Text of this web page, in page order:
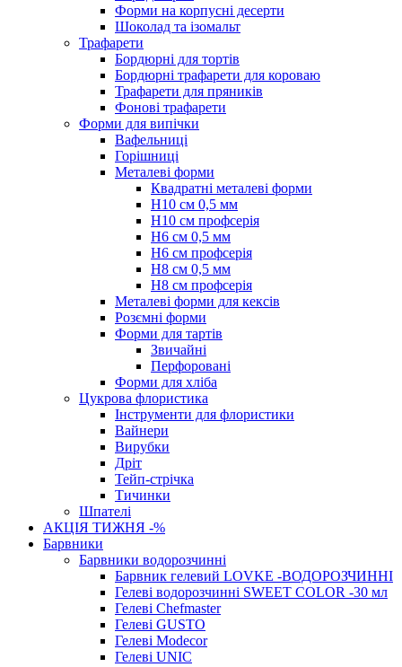
Форми на корпусні десерти
Шоколад та ізомальт
Трафарети
Бордюрні для тортів
Бордюрні трафарети для короваю
Трафарети для пряників
Фонові трафарети
Форми для випічки
Вафельниці
Горішниці
Металеві форми
Квадратні металеві форми
Н10 см 0,5 мм
Н10 см профсерія
Н6 см 0,5 мм
Н6 см профсерія
Н8 см 0,5 мм
Н8 см профсерія
Металеві форми для кексів
Розємні форми
Форми для тартів
Звичайні
Перфоровані
Форми для хліба
Цукрова флористика
Інструменти для флористики
Вайнери
Вирубки
Дріт
Тейп-стрічка
Тичинки
Шпателі
АКЦІЯ ТИЖНЯ -%
Барвники
Барвники водорозчинні
Барвник гелевий LOVKE -ВОДОРОЗЧИННІ
Гелеві водорозчинні SWEET COLOR -30 мл
Гелеві Chefmaster
Гелеві GUSTO
Гелеві Modecor
Гелеві UNIC